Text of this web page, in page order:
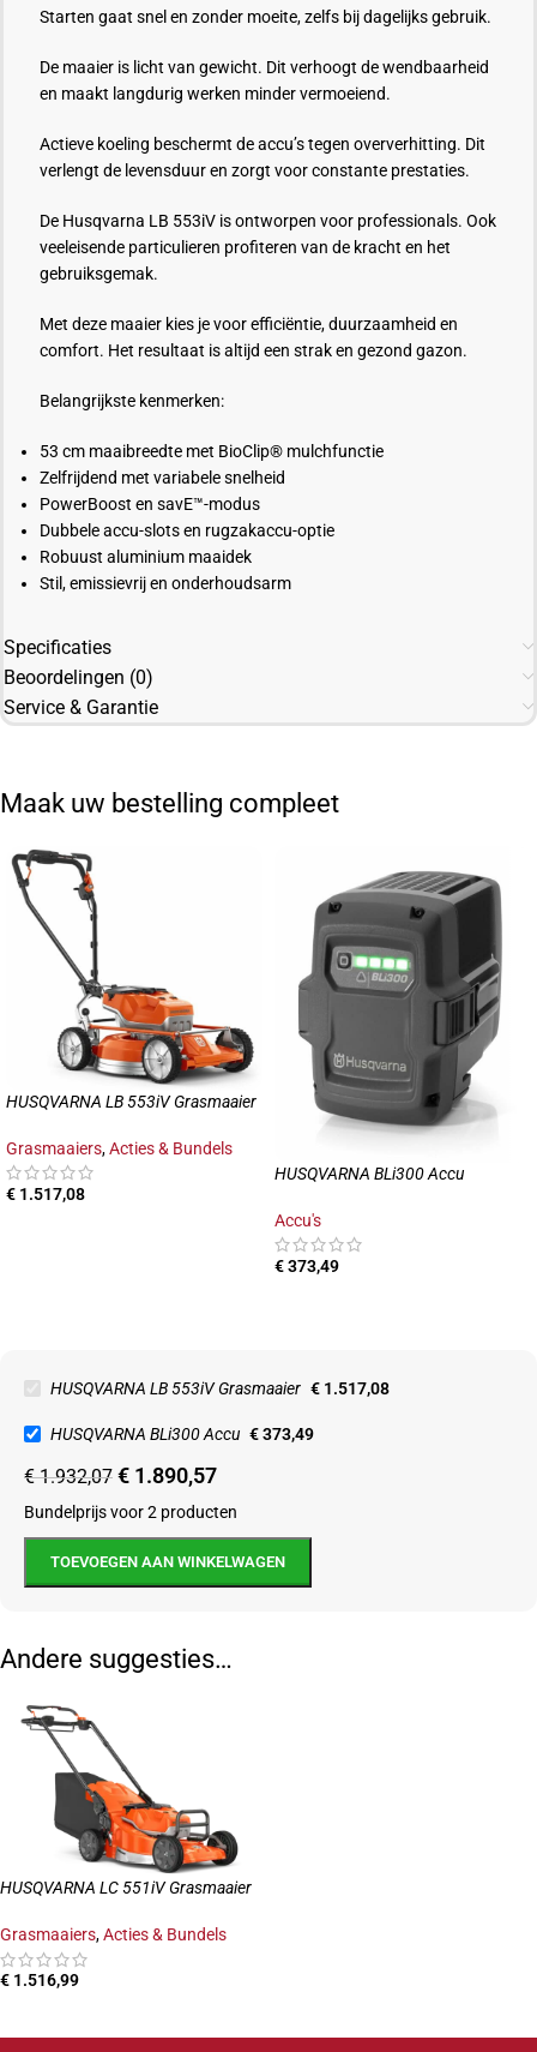
Starten gaat snel en zonder moeite, zelfs bij dagelijks gebruik.
De maaier is licht van gewicht. Dit verhoogt de wendbaarheid
en maakt langdurig werken minder vermoeiend.
Actieve koeling beschermt de accu’s tegen oververhitting. Dit
verlengt de levensduur en zorgt voor constante prestaties.
De Husqvarna LB 553iV is ontworpen voor professionals. Ook
veeleisende particulieren profiteren van de kracht en het
gebruiksgemak.
Met deze maaier kies je voor efficiëntie, duurzaamheid en
comfort. Het resultaat is altijd een strak en gezond gazon.
Belangrijkste kenmerken:
53 cm maaibreedte met BioClip® mulchfunctie
Zelfrijdend met variabele snelheid
PowerBoost en savE™-modus
Dubbele accu-slots en rugzakaccu-optie
Robuust aluminium maaidek
Stil, emissievrij en onderhoudsarm
Specificaties
Beoordelingen (0)
Service & Garantie
Maak uw bestelling compleet
HUSQVARNA LB 553iV Grasmaaier
Grasmaaiers,Acties & Bundels
€ 1.517,08
HUSQVARNA BLi300 Accu
Accu's
€373,49
HUSQVARNA LB 553iV Grasmaaier € 1.517,08
HUSQVARNA BLi300 Accu €373,49
€1.932,07 € 1.890,57
Bundelprijs voor 2 producten
TOEVOEGEN AAN WINKELWAGEN
Andere suggesties…
HUSQVARNA LC 551iV Grasmaaier
Grasmaaiers,Acties & Bundels
€ 1.516,99